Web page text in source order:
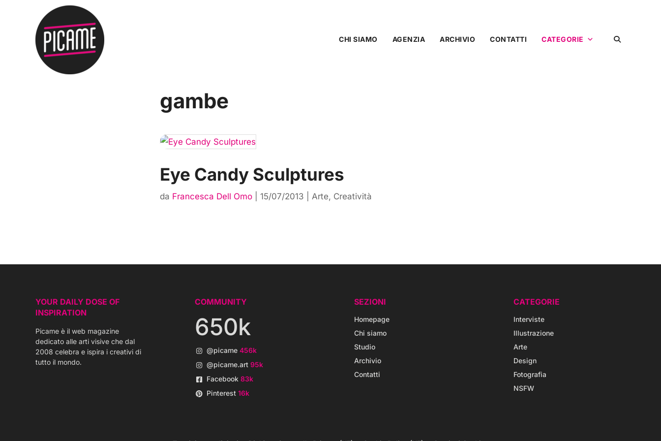
CHI SIAMO AGENZIA ARCHIVIO CONTATTI CATEGORIE
gambe
Eye Candy Sculptures
da Francesca Dell Omo |15/07/2013 |Arte, Creatività
YOUR DAILY DOSE OF
INSPIRATION
Picame è il web magazine
dedicato alle arti visive che dal
2008 celebra e ispira i creativi di
tutto il mondo.
COMMUNITY
650k
@picame 456k
@picame.art 95k
Facebook 83k
Pinterest 16k
SEZIONI
Homepage
Chi siamo
Studio
Archivio
Contatti
CATEGORIE
Interviste
Illustrazione
Arte
Design
Fotografia
NSFW